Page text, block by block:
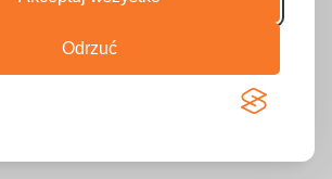
Odrzuć